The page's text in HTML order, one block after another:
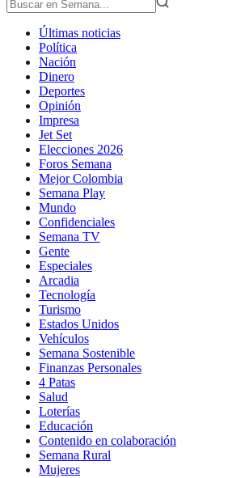
Últimas noticias
Política
Nación
Dinero
Deportes
Opinión
Impresa
Jet Set
Elecciones 2026
Foros Semana
Mejor Colombia
Semana Play
Mundo
Confidenciales
Semana TV
Gente
Especiales
Arcadia
Tecnología
Turismo
Estados Unidos
Vehículos
Semana Sostenible
Finanzas Personales
4 Patas
Salud
Loterías
Educación
Contenido en colaboración
Semana Rural
Mujeres